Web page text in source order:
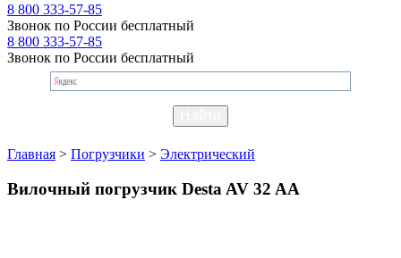
8 800 333-57-85
Звонок по России бесплатный
8 800 333-57-85
Звонок по России бесплатный
Главная > Погрузчики > Электрический
Вилочный погрузчик Desta AV 32 AA